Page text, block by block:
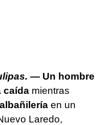
— Un hombre
caída mientras
en un
Laredo,